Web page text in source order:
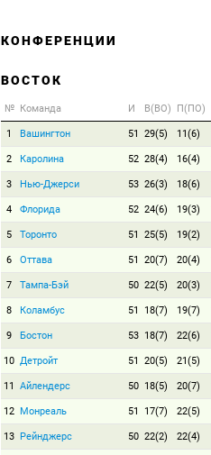
КОНФЕРЕНЦИИ
ВОСТОК
№ Команда И В(ВО) П(ПО)
1 Вашингтон 51 29(5) 11(6)
2 Каролина 52 28(4) 16(4)
3 Нью-Джерси 53 26(3) 18(6)
4 Флорида 52 24(6) 19(3)
5 Торонто 51 25(5) 19(2)
6 Оттава 51 20(7) 20(4)
7 Тампа-Бэй 50 22(5) 20(3)
8 Коламбус 51 18(7) 19(7)
9 Бостон 53 18(7) 22(6)
10 Детройт 51 20(5) 21(5)
11 Айлендерс 50 18(5) 20(7)
12 Монреаль 51 17(7) 22(5)
13 Рейнджерс 50 22(2) 22(4)